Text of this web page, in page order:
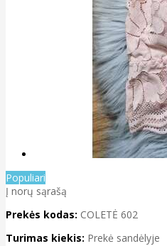
Populiari
Į norų sąrašą
Prekės kodas: COLETĖ 602
Turimas kiekis: Prekė sandėlyje